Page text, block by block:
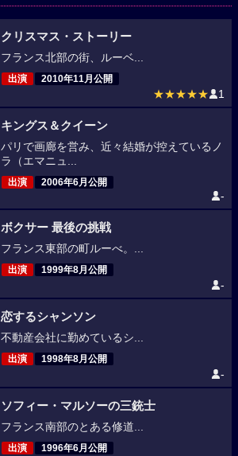
クリスマス・ストーリー
フランス北部の街、ルーベ...
出演 2010年11月公開
★★★★★ 1
キングス＆クイーン
パリで画廊を営み、近々結婚が控えているノ
ラ（エマニュ...
出演 2006年6月公開
-
ボクサー 最後の挑戦
フランス東部の町ルーべ。...
出演 1999年8月公開
-
恋するシャンソン
不動産会社に勤めているシ...
出演 1998年8月公開
-
ソフィー・マルソーの三銃士
フランス南部のとある修道...
出演 1996年6月公開